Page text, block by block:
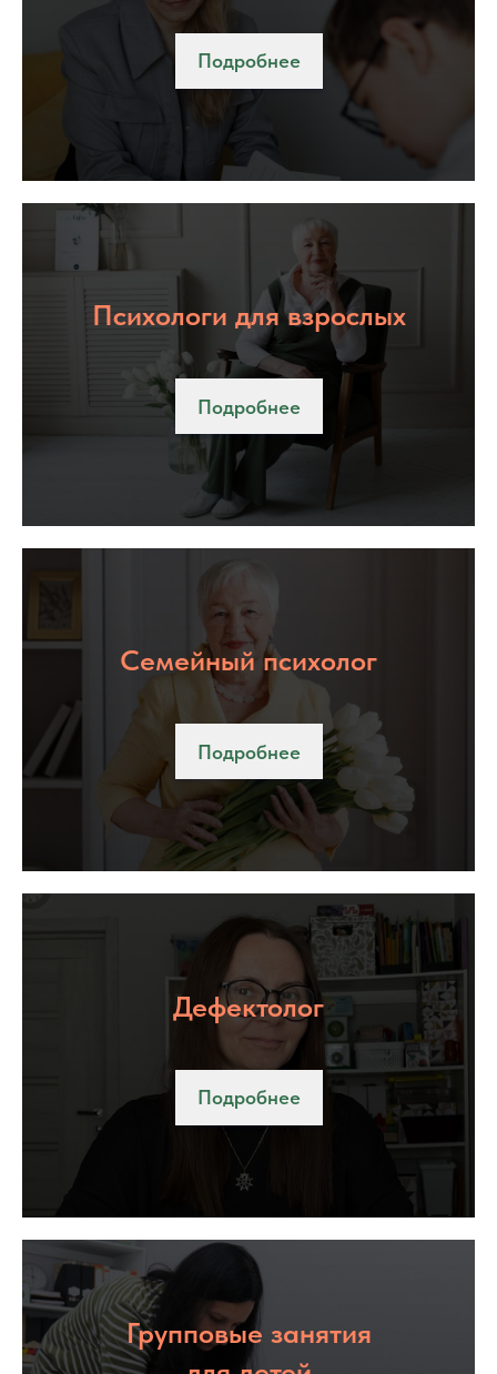
Подробнее
Психологи для взрослых
Подробнее
Семейный психолог
Подробнее
Дефектолог
Подробнее
Групповые занятия